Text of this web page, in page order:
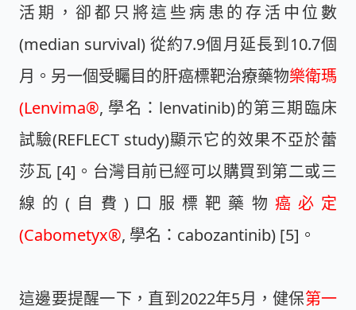
活期，卻都只將這些病患的存活中位數
(median survival) 從約7.9個月延長到10.7個
月。另一個受矚目的肝癌標靶治療藥物樂衛瑪
(Lenvima®, 學名：lenvatinib)的第三期臨床
試驗(REFLECT study)顯示它的效果不亞於蕾
莎瓦 [4]。台灣目前已經可以購買到第二或三
線的(自費)口服標靶藥物 癌必定
(Cabometyx®, 學名：cabozantinib) [5]。
這邊要提醒一下，直到2022年5月，健保第一